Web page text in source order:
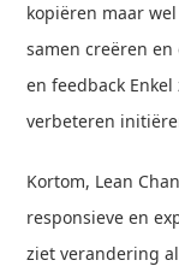
kopiëren maar
samen creëren
en feedback
verbeteren
Kortom, Lean
responsieve en
ziet verandering